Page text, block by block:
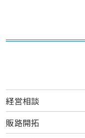
経営相談
販路開拓